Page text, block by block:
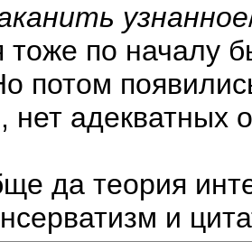
узнанное
по началу
потом
нет адекватных
да теория
и